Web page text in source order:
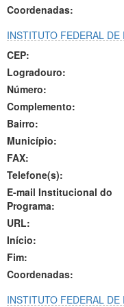
Coordenadas:
INSTITUTO FEDERAL
CEP:
Logradouro:
Número:
Complemento:
Bairro:
Município:
FAX:
Telefone(s):
E-mail Institucional do
Programa:
URL:
Início:
Fim:
Coordenadas:
INSTITUTO FEDERAL